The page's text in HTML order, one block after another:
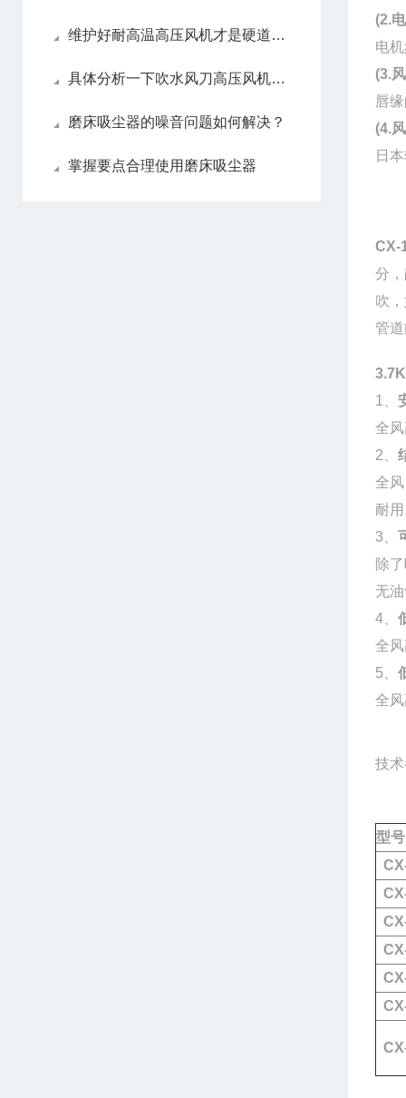
维护好耐高温高压风机才是硬道理！
具体分析一下吹水风刀高压风机的工作原理
磨床吸尘器的噪音问题如何解决？
掌握要点合理使用磨床吸尘器
(2.
电
(3.
唇
(4.
日
CX-
分
吹
管
1、
全
2、
全
耐
3、
除
无
4、
全
5、
全
技
型号